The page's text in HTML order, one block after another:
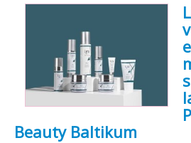
Beauty Baltikum